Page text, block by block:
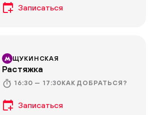
ЩУКИНСКАЯ
Растяжка
16:30 — 17:30КАК ДОБРАТЬСЯ?